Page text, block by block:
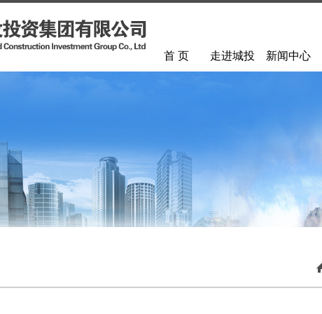
首 页 走进城投 新闻中心